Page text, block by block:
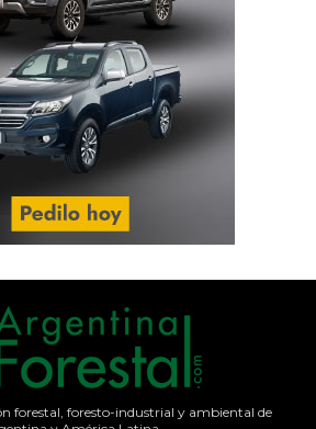
forestal, foresto-industrial y ambiental de